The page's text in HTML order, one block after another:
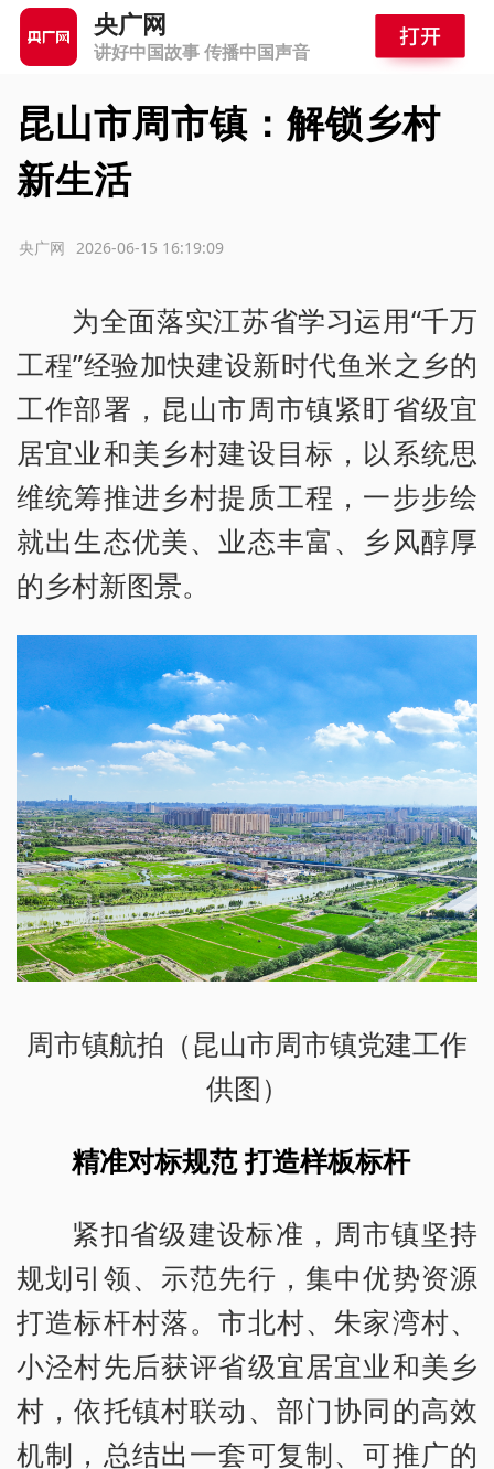
央广网
讲好中国故事 传播中国声音
昆山市周市镇：解锁乡村
新生活
2026-06-15 16:19:09
央广网
为全面落实江苏省学习运用“千万
工程”经验加快建设新时代鱼米之乡的
工作部署，昆山市周市镇紧盯省级宜
居宜业和美乡村建设目标，以系统思
维统筹推进乡村提质工程，一步步绘
就出生态优美、业态丰富、乡风醇厚
的乡村新图景。
周市镇航拍（昆山市周市镇党建工作
供图）
精准对标规范 打造样板标杆
紧扣省级建设标准，周市镇坚持
规划引领、示范先行，集中优势资源
打造标杆村落。市北村、朱家湾村、
小泾村先后获评省级宜居宜业和美乡
村，依托镇村联动、部门协同的高效
机制，总结出一套可复制、可推广的